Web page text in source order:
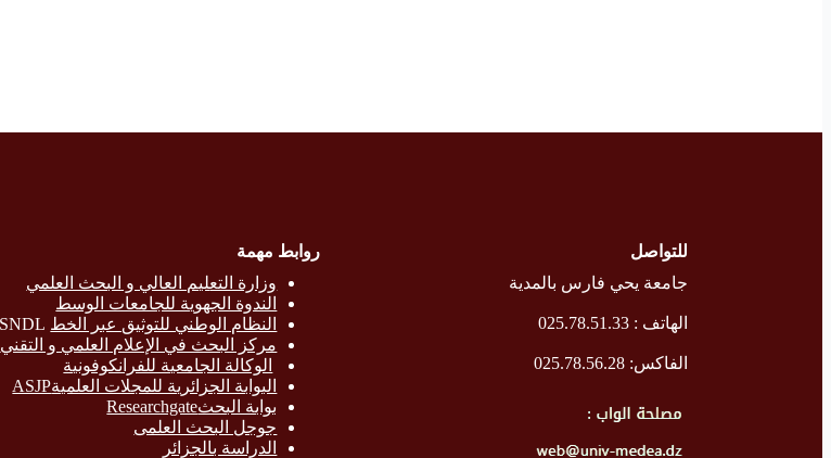
للتواصل
جامعة يحي فارس بالمدية
الهاتف : 025.78.51.33
الفاكس: 025.78.56.28
روابط مهمة
وزارة التعليم العالي و البحث العلمي
الندوة الجهوية للجامعات الوسط
النظام الوطني للتوثيق عبر الخط
مركز البحث في الإعلام العلمي و التقني
الوكالة الجامعية للفرانكوفونية
البوابة الجزائرية للمجلات العلميةASJP
بوابة البحثResearchgate
جوجل البحث العلمى
الدراسة بالجزائر